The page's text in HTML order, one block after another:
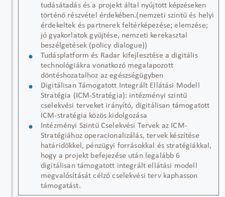
tudásátadás és a projekt által nyújtott képzéseken
történő részvétel érdekében.(nemzeti szintű és helyi
érdekeltek és partnerek feltérképezése; elemzése;
jó gyakorlatok gyűjtése, nemzeti kerekasztal
beszélgetések (policy dialogue))
Tudásplatform és Radar kifejlesztése a digitális
technológiákra vonatkozó megalapozott
döntéshozatalhoz az egészségügyben
Digitálisan Támogatott Integrált Ellátási Modell
Stratégia (ICM-Stratégia): intézményi szintű
cselekvési terveket irányító, digitálisan támogatott
ICM-stratégia közös kidolgozása
Intézményi Szintű Cselekvési Tervek az ICM-
Stratégiáhozoperacionalizálás, tervek készítése
határidőkkel, pénzügyi forrásokkal és stratégiákkal,
hogy a projekt befejezése után legalább 6
digitálisan támogatott integrált ellátási modell
megvalósítását célzó cselekvési terv kaphasson
támogatást.